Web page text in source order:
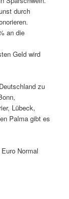
durch
an die
Geld wird
zu
Lübeck,
Palma gibt es
Normal